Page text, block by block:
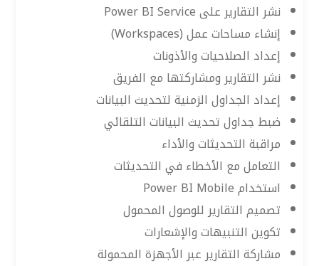
نشر التقارير على Power BI Service
إنشاء مساحات عمل (Workspaces)
إعداد الصلاحيات والأذونات
نشر التقارير ومشاركتها مع الفريق
إعداد الجداول الزمنية لتحديث البيانات
ضبط جداول تحديث البيانات التلقائي
مراقبة التحديثات والأداء
التعامل مع الأخطاء في التحديثات
استخدام Power BI Mobile
تصميم التقارير للوصول المحمول
تكوين التنبيهات والإشعارات
مشاركة التقارير عبر الأجهزة المحمولة